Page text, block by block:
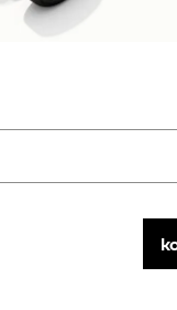
elektrycznego